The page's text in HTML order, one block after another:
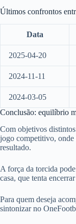
Últimos confrontos
Data
2025-04-20
2024-11-11
2024-03-05
Conclusão: equilíbrio
Com objetivos
jogo competitivo, onde
resultado.
A força da torcida
casa, que tenta
Para quem deseja
sintonizar no